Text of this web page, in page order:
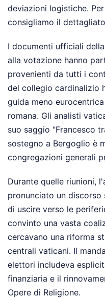
deviazioni logistiche.
consigliamo il
I documenti ufficiali
alla votazione hanno
provenienti da tutti i
del collegio cardinalizio
guida meno
romana. Gli analisti
suo saggio "Francesco
sostegno a Bergoglio è
congregazioni generali
Durante quelle riunioni,
pronunciato un discorso
di uscire verso le
convinto una vasta
cercavano una riforma
centrali vaticani. Il
elettori includeva
finanziaria e il
Opere di Religione.